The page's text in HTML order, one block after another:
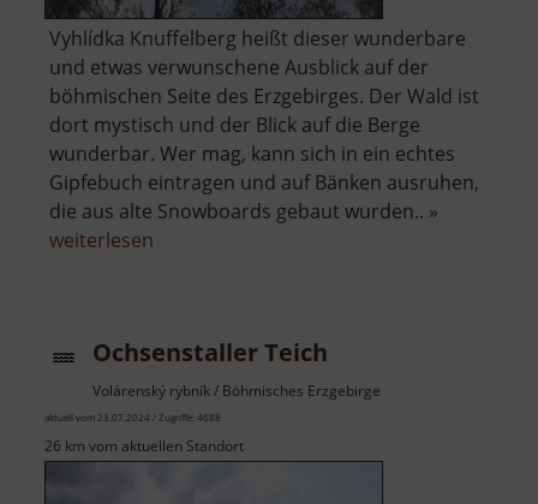
Vyhlídka Knuffelberg heißt dieser wunderbare
und etwas verwunschene Ausblick auf der
böhmischen Seite des Erzgebirges. Der Wald ist
dort mystisch und der Blick auf die Berge
wunderbar. Wer mag, kann sich in ein echtes
Gipfebuch eintragen und auf Bänken ausruhen,
die aus alte Snowboards gebaut wurden.. »
weiterlesen
Ochsenstaller Teich
Volárenský rybník / Böhmisches Erzgebirge
aktuell vom 23.07.2024 / Zugriffe: 4688
26 km vom aktuellen Standort